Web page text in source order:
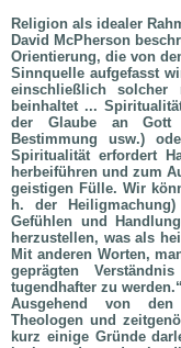
Religion als idealer
David McPherson
Orientierung, die von
Sinnquelle aufgefasst
einschließlich
beinhaltet ...
der Glaube an Gott
Bestimmung usw.)
Spiritualität erfordert
herbeiführen und zum
geistigen Fülle. Wir
h. der
Gefühlen und
herzustellen, was als
Mit anderen Worten,
geprägten
tugendhafter zu werden.“
Ausgehend von den
Theologen und
kurz einige Gründe